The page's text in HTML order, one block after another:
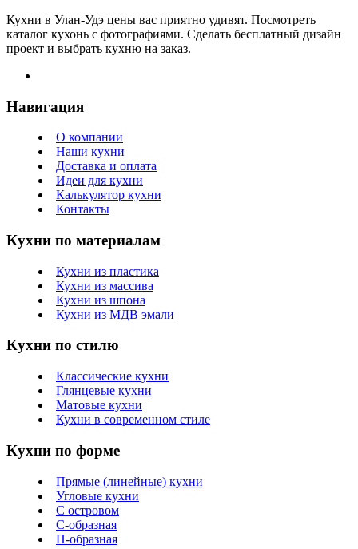
Кухни в Улан-Удэ цены вас приятно удивят. Посмотреть
каталог кухонь с фотографиями. Сделать бесплатный дизайн
проект и выбрать кухню на заказ.
Навигация
О компании
Наши кухни
Доставка и оплата
Идеи для кухни
Калькулятор кухни
Контакты
Кухни по материалам
Кухни из пластика
Кухни из массива
Кухни из шпона
Кухни из МДВ эмали
Кухни по стилю
Классические кухни
Глянцевые кухни
Матовые кухни
Кухни в современном стиле
Кухни по форме
Прямые (линейные) кухни
Угловые кухни
С островом
С-образная
П-образная